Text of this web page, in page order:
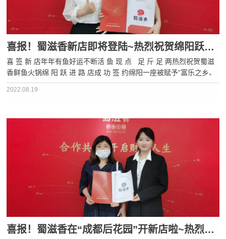
喜报！蜀滋香新店即将登陆~热烈祝贺绵阳跃进路店，成功签约！
喜 签 新 店年年有鱼好运不断活 鱼 现 点 足 斤 足 两热烈祝贺蜀滋
香鲜鱼火锅绵 阳 跃 进 路 店成 功 签 约绵阳一座被赋予“富乐之乡、
西部硅谷”美誉的地方这里有越王楼、窦圌山李白故里、王朗自然保
2022.08.19
喜报！蜀滋香在“成都后花园”开新店啦~热烈祝贺崇州永康西路店，成功签约！